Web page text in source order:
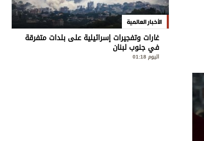
الأخبار العالمية
غارات وتفجيرات إسرائيلية على بلدات متفرقة
في جنوب لبنان
اليوم 01:18